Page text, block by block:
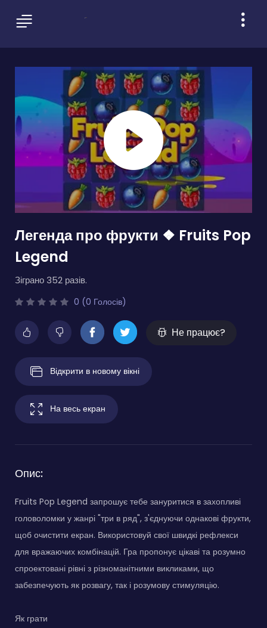
Легенда про фрукти ❖ Fruits Pop
Legend
Зіграно 352 разів.
0 (0 Голосів)
Не працює?
Відкрити в новому вікні
На весь екран
Опис:
Fruits Pop Legend запрошує тебе зануритися в захопливі
головоломки у жанрі "три в ряд", з'єднуючи однакові фрукти,
щоб очистити екран. Використовуй свої швидкі рефлекси
для вражаючих комбінацій. Гра пропонує цікаві та розумно
спроектовані рівні з різноманітними викликами, що
забезпечують як розвагу, так і розумову стимуляцію.
Як грати